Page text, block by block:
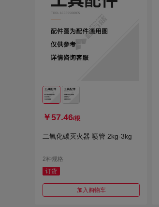
￥57.46/根
二氧化碳灭火器 喷管 2kg-3kg
2种规格
订货
加入购物车